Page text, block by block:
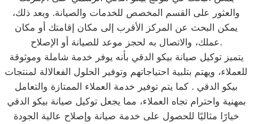
والعثور على القسم المخصص للخدمات والصيانة. وبعد ذلك،
يمكن البحث عن المركز الأقرب إلى مكان إقامتك أو مكان
عملك، والاتصال به لحجز موعد للصيانة أو الإصلاح.
يتميز توكيل صيانة بيكو الدقي بأنه يوفر خدمة شاملة وموثوقة
للعملاء، ويهتم بتلبية احتياجاتهم وتوفير الحلول الفعالالة لمنتجات
بيكو الدقي . كما يتم توفير خدمة العملاء الممتازة والتعامل
بمهنية واحترام تجاه العملاء، مما يجعل توكيل صيانة بيكو الدقي
خيارًا مثاليًا للحصول على خدمة صيانة وإصلاح عالية الجودة